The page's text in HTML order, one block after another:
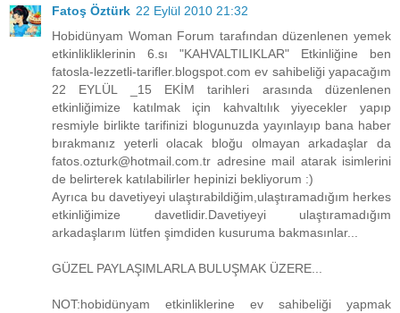
Fatoş Öztürk 22 Eylül 2010 21:32
Hobidünyam Woman Forum tarafından düzenlenen yemek
etkinlikliklerinin 6.sı "KAHVALTILIKLAR" Etkinliğine ben
fatosla-lezzetli-tarifler.blogspot.com ev sahibeliği yapacağım
22 EYLÜL _15 EKİM tarihleri arasında düzenlenen
etkinliğimize katılmak için kahvaltılık yiyecekler yapıp
resmiyle birlikte tarifinizi blogunuzda yayınlayıp bana haber
bırakmanız yeterli olacak bloğu olmayan arkadaşlar da
fatos.ozturk@hotmail.com.tr adresine mail atarak isimlerini
de belirterek katılabilirler hepinizi bekliyorum :)
Ayrıca bu davetiyeyi ulaştırabildiğim,ulaştıramadığım herkes
etkinliğimize davetlidir.Davetiyeyi ulaştıramadığım
arkadaşlarım lütfen şimdiden kusuruma bakmasınlar...
GÜZEL PAYLAŞIMLARLA BULUŞMAK ÜZERE...
NOT:hobidünyam etkinliklerine ev sahibeliği yapmak